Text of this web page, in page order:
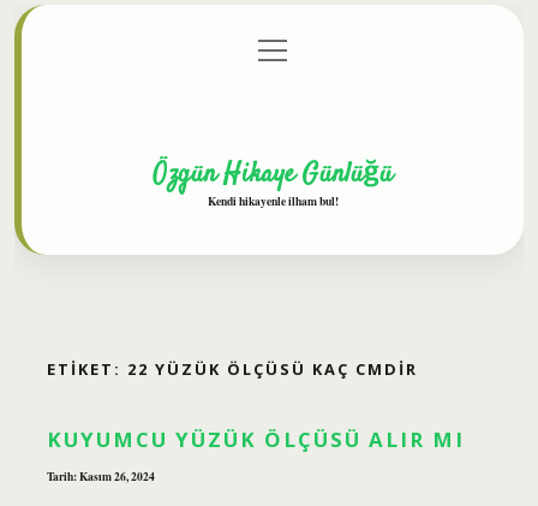
Gizlilik Politikası
menüyü
aç
Özgün Hikaye Günlüğü
Kendi hikayenle ilham bul!
ETIKET: 22 YÜZÜK ÖLÇÜSÜ KAÇ CMDIR
KUYUMCU YÜZÜK ÖLÇÜSÜ ALIR MI
Tarih: Kasım 26, 2024